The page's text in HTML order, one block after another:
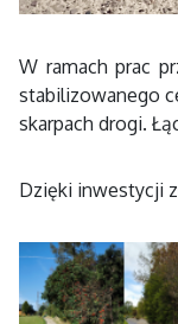
W ramach prac
stabilizowanego
skarpach drogi.
Dzięki inwestycji